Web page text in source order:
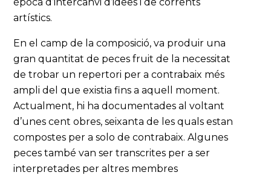
artístics.
En el camp de la composició, va produir una
gran quantitat de peces fruit de la necessitat
de trobar un repertori per a contrabaix més
ampli del que existia fins a aquell moment.
Actualment, hi ha documentades al voltant
d’unes cent obres, seixanta de les quals estan
compostes per a solo de contrabaix. Algunes
peces també van ser transcrites per a ser
interpretades per altres membres